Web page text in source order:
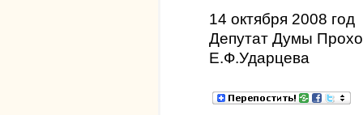
14 октября 2008 год
Депутат Думы
Е.Ф.Ударцева